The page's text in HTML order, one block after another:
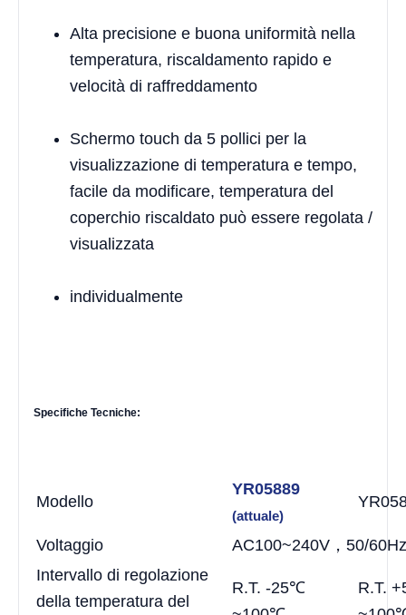
Alta precisione e buona uniformità nella
temperatura, riscaldamento rapido e
velocità di raffreddamento
Schermo touch da 5 pollici per la
visualizzazione di temperatura e tempo,
facile da modificare, temperatura del
coperchio riscaldato può essere regolata /
visualizzata
individualmente
Specifiche Tecniche:
Modello
YR05889
(attuale)
Voltaggio
AC100~240V，50/60Hz
Intervallo di regolazione
della temperatura del
R.T. -25℃
R.T.